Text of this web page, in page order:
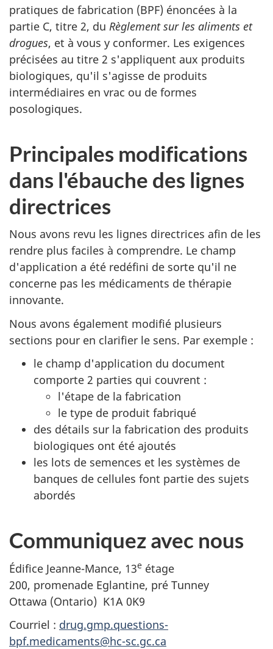
pratiques de fabrication (BPF) énoncées à la
partie C, titre 2, du Règlement sur les aliments et
drogues, et à vous y conformer. Les exigences
précisées au titre 2 s'appliquent aux produits
biologiques, qu'il s'agisse de produits
intermédiaires en vrac ou de formes
posologiques.
Principales modifications
dans l'ébauche des lignes
directrices
Nous avons revu les lignes directrices afin de les
rendre plus faciles à comprendre. Le champ
d'application a été redéfini de sorte qu'il ne
concerne pas les médicaments de thérapie
innovante.
Nous avons également modifié plusieurs
sections pour en clarifier le sens. Par exemple :
le champ d'application du document
comporte 2 parties qui couvrent :
l'étape de la fabrication
le type de produit fabriqué
des détails sur la fabrication des produits
biologiques ont été ajoutés
les lots de semences et les systèmes de
banques de cellules font partie des sujets
abordés
Communiquez avec nous
Édifice Jeanne-Mance, 13e étage
200, promenade Eglantine, pré Tunney
Ottawa (Ontario) K1A 0K9
Courriel : drug.gmp.questions-
bpf.medicaments@hc-sc.gc.ca